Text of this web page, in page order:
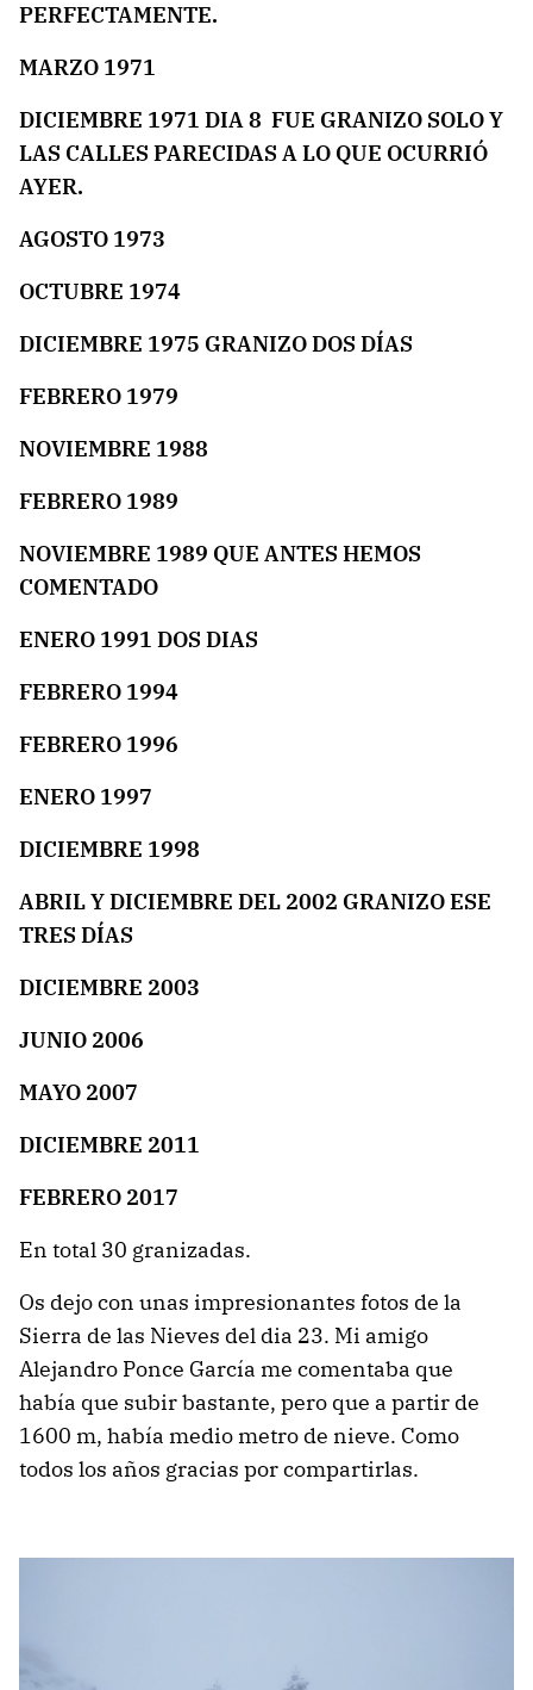
PERFECTAMENTE.
MARZO 1971
DICIEMBRE 1971 DIA 8 FUE GRANIZO SOLO Y
LAS CALLES PARECIDAS A LO QUE OCURRIÓ
AYER.
AGOSTO 1973
OCTUBRE 1974
DICIEMBRE 1975 GRANIZO DOS DÍAS
FEBRERO 1979
NOVIEMBRE 1988
FEBRERO 1989
NOVIEMBRE 1989 QUE ANTES HEMOS
COMENTADO
ENERO 1991 DOS DIAS
FEBRERO 1994
FEBRERO 1996
ENERO 1997
DICIEMBRE 1998
ABRIL Y DICIEMBRE DEL 2002 GRANIZO ESE
TRES DÍAS
DICIEMBRE 2003
JUNIO 2006
MAYO 2007
DICIEMBRE 2011
FEBRERO 2017
En total 30 granizadas.
Os dejo con unas impresionantes fotos de la
Sierra de las Nieves del dia 23. Mi amigo
Alejandro Ponce García me comentaba que
había que subir bastante, pero que a partir de
1600 m, había medio metro de nieve. Como
todos los años gracias por compartirlas.